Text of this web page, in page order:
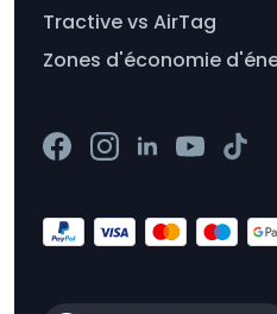
Tractive vs AirTag
Zones d'économie